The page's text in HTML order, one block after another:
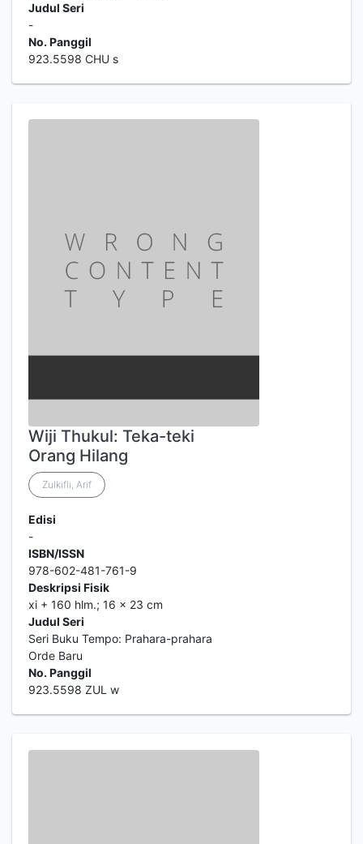
Judul Seri
-
No. Panggil
923.5598 CHU s
Wiji Thukul: Teka-teki
Orang Hilang
Zulkifli, Arif
Edisi
-
ISBN/ISSN
978-602-481-761-9
Deskripsi Fisik
xi + 160 hlm.; 16 x 23 cm
Judul Seri
Seri Buku Tempo: Prahara-prahara
Orde Baru
No. Panggil
923.5598 ZUL w